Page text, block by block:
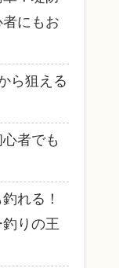
にもお
ら狙える
者でも
れる！
りの王